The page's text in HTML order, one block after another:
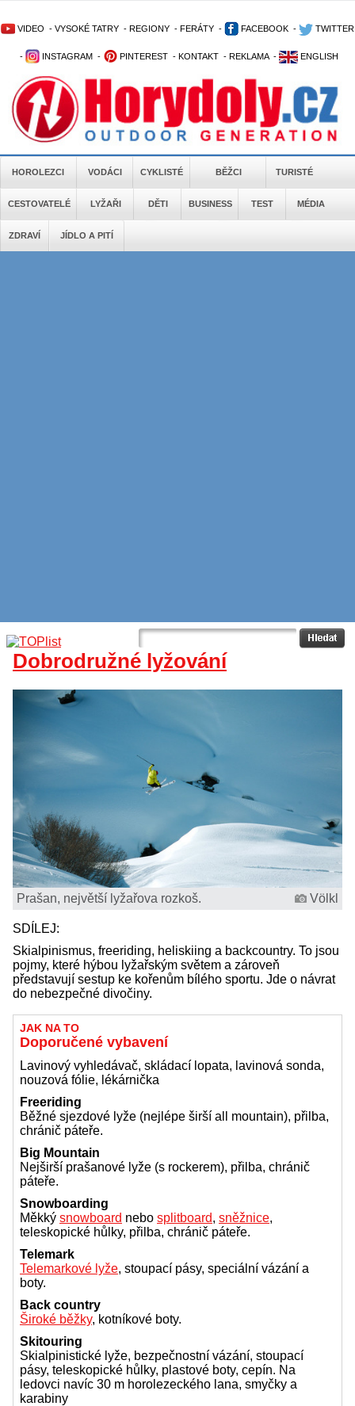
VIDEO - VYSOKÉ TATRY - REGIONY - FERÁTY - FACEBOOK - TWITTER
- INSTAGRAM - PINTEREST - KONTAKT - REKLAMA - ENGLISH
HOROLEZCI VODÁCI CYKLISTÉ BĚŽCI TURISTÉ
CESTOVATELÉ LYŽAŘI DĚTI BUSINESS TEST MÉDIA
ZDRAVÍ JÍDLO A PITÍ
Dobrodružné lyžování
Prašan, největší lyžařova rozkoš. Völkl
SDÍLEJ:
Skialpinismus, freeriding, heliskiing a backcountry. To jsou
pojmy, které hýbou lyžařským světem a zároveň
představují sestup ke kořenům bílého sportu. Jde o návrat
do nebezpečné divočiny.
JAK NA TO
Doporučené vybavení
Lavinový vyhledávač, skládací lopata, lavinová sonda,
nouzová fólie, lékárnička
Freeriding
Běžné sjezdové lyže (nejlépe širší all mountain), přilba,
chránič páteře.
Big Mountain
Nejširší prašanové lyže (s rockerem), přilba, chránič
páteře.
Snowboarding
Měkký snowboard nebo splitboard, sněžnice,
teleskopické hůlky, přilba, chránič páteře.
Telemark
Telemarkové lyže, stoupací pásy, speciální vázání a
boty.
Back country
Široké běžky, kotníkové boty.
Skitouring
Skialpinistické lyže, bezpečnostní vázání, stoupací
pásy, teleskopické hůlky, plastové boty, cepín. Na
ledovci navíc 30 m horolezeckého lana, smyčky a
karabiny